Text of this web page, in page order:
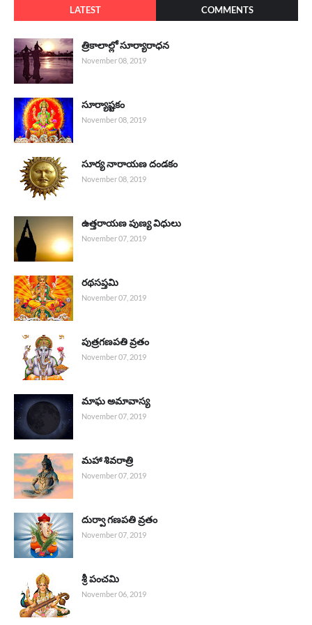
LATEST COMMENTS
త్రికాలాల్లో సూర్యారాధన
November 08, 2019
సూర్యాష్టకం
November 08, 2019
సూర్య నారాయణ దండకం
November 08, 2019
ఉత్తరాయణ పుణ్య విధులు
November 07, 2019
రథసప్తమి
November 07, 2019
పుత్రగణపతి వ్రతం
November 07, 2019
మాఘ అమావాస్య
November 07, 2019
మహా శివరాత్రి
November 07, 2019
దుర్వా గణపతి వ్రతం
November 07, 2019
శ్రీ పంచమి
November 06, 2019